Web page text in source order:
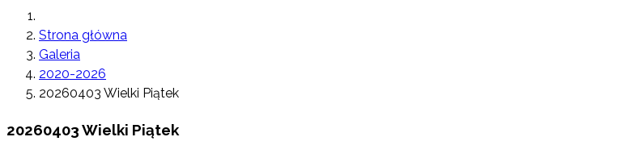
Strona główna
Galeria
2020-2026
20260403 Wielki Piątek
20260403 Wielki Piątek